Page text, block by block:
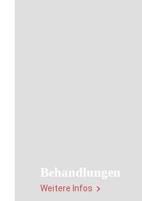
Behandlungen
Weitere Infos